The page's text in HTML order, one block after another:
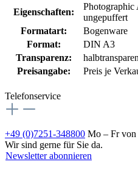
Eigenschaften:
ungepuffert
Formatart:
Bogenware
Format:
DIN A3
Transparenz:
Preisangabe:
Preis je
Telefonservice
+49 (0)7251-348800 Mo – Fr
Wir sind gerne für Sie da.
Newsletter abonnieren